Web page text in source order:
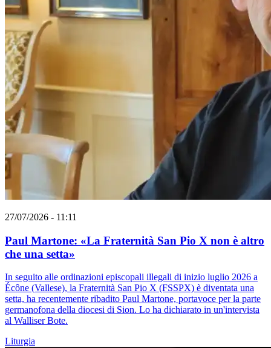
27/07/2026 - 11:11
Paul Martone: «La Fraternità San Pio X non è altro
che una setta»
In seguito alle ordinazioni episcopali illegali di inizio luglio 2026 a
Écône (Vallese), la Fraternità San Pio X (FSSPX) è diventata una
setta, ha recentemente ribadito Paul Martone, portavoce per la parte
germanofona della diocesi di Sion. Lo ha dichiarato in un'intervista
al Walliser Bote.
Liturgia